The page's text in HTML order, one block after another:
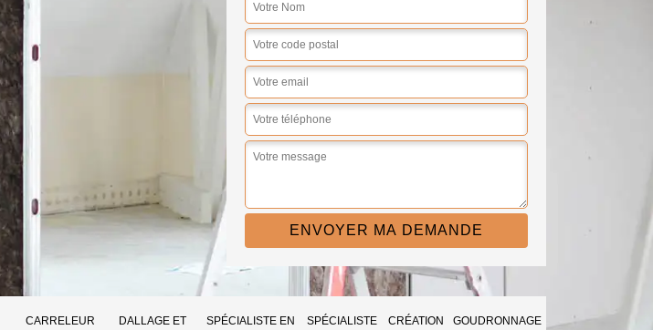
CARRELEUR
DALLAGE ET
SPÉCIALISTE EN
SPÉCIALISTE
CRÉATION
GOUDRONNAGE